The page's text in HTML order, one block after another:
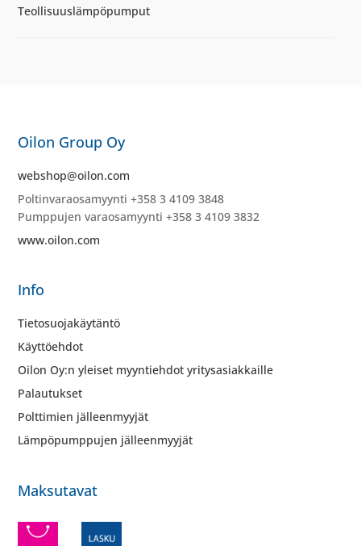
Teollisuuslämpöpumput
Oilon Group Oy
webshop@oilon.com
Poltinvaraosamyynti +358 3 4109 3848
Pumppujen varaosamyynti +358 3 4109 3832
www.oilon.com
Info
Tietosuojakäytäntö
Käyttöehdot
Oilon Oy:n yleiset myyntiehdot yritysasiakkaille
Palautukset
Polttimien jälleenmyyjät
Lämpöpumppujen jälleenmyyjät
Maksutavat